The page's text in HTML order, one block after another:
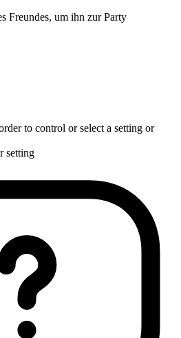
Freundes, um ihn zur Party
to control or select a setting or
setting